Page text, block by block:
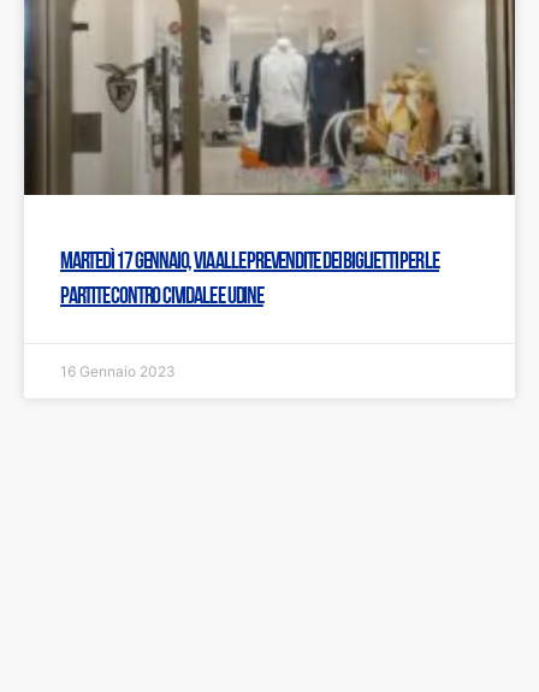
Martedì 17 gennaio, via alle prevendite dei biglietti per le
partite contro Cividale e Udine
16 Gennaio 2023